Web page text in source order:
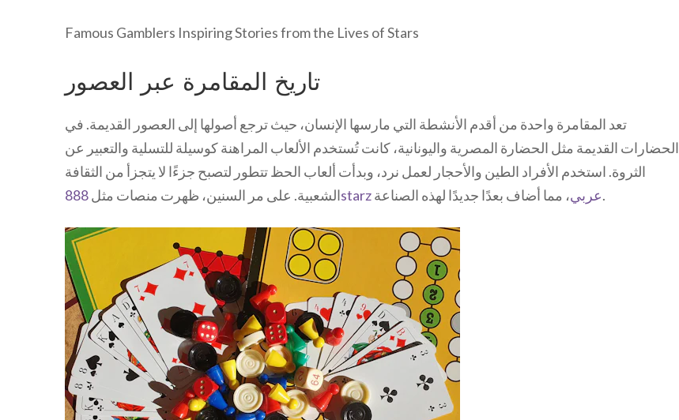
Famous Gamblers Inspiring Stories from the Lives of Stars
تاريخ المقامرة عبر العصور
تعد المقامرة واحدة من أقدم الأنشطة التي مارسها الإنسان، حيث ترجع أصولها إلى العصور القديمة. في
الحضارات القديمة مثل الحضارة المصرية واليونانية، كانت تُستخدم الألعاب المراهنة كوسيلة للتسلية والتعبير عن
الثروة. استخدم الأفراد الطين والأحجار لعمل نرد، وبدأت ألعاب الحظ تتطور لتصبح جزءًا لا يتجزأ من الثقافة
الشعبية. على مر السنين، ظهرت منصات مثل
888starz عربي، مما أضاف بعدًا جديدًا لهذه الصناعة.